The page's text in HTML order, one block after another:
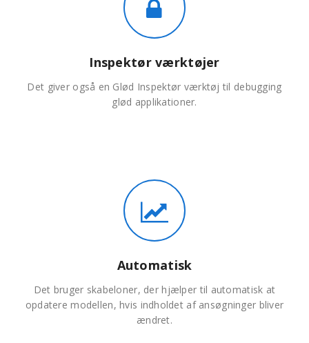
Inspektør værktøjer
Det giver også en Glød Inspektør værktøj til debugging
glød applikationer.
Automatisk
Det bruger skabeloner, der hjælper til automatisk at
opdatere modellen, hvis indholdet af ansøgninger bliver
ændret.